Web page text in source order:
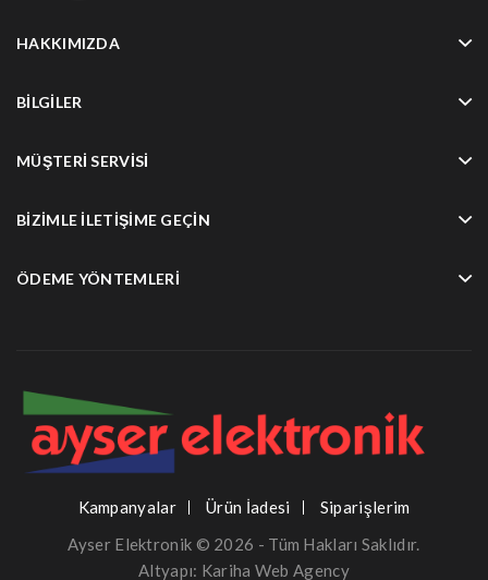
HAKKIMIZDA
BILGILER
MÜŞTERI SERVISI
BIZIMLE İLETIŞIME GEÇIN
ÖDEME YÖNTEMLERI
Kampanyalar Ürün İadesi
Siparişlerim
Ayser Elektronik © 2026 - Tüm Hakları Saklıdır.
Altyapı: Kariha Web Agency